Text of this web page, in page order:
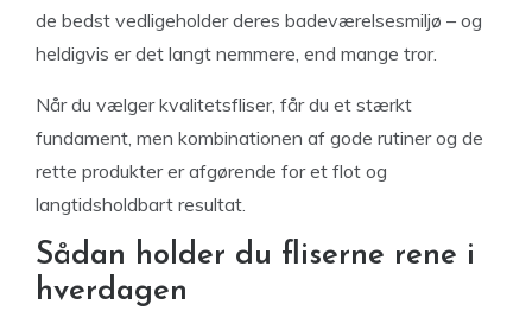
de bedst vedligeholder deres badeværelsesmiljø – og
heldigvis er det langt nemmere, end mange tror.
Når du vælger kvalitetsfliser, får du et stærkt
fundament, men kombinationen af gode rutiner og de
rette produkter er afgørende for et flot og
langtidsholdbart resultat.
Sådan holder du fliserne rene i
hverdagen